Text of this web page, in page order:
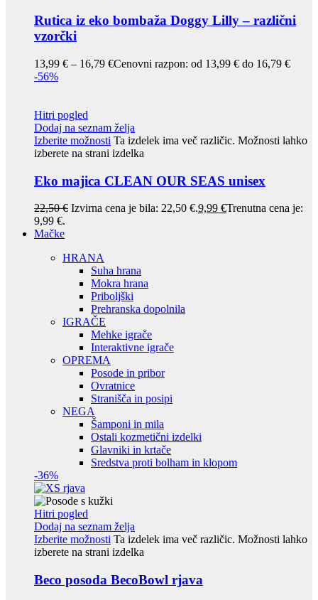
Rutica iz eko bombaža Doggy Lilly – različni
vzorčki
13,99 € – 16,79 €Cenovni razpon: od 13,99 € do 16,79 €
-56%
Hitri pogled
Dodaj na seznam želja
Izberite možnosti Ta izdelek ima več različic. Možnosti lahko
izberete na strani izdelka
Eko majica CLEAN OUR SEAS unisex
22,50€ Izvirna cena je bila: 22,50 €.9,99 €Trenutna cena je:
9,99 €.
Mačke
HRANA
Suha hrana
Mokra hrana
Priboljški
Prehranska dopolnila
IGRAČE
Mehke igrače
Interaktivne igrače
OPREMA
Posode in pribor
Ovratnice
Stranišča in posipi
NEGA
Šamponi in mila
Ostali kozmetični izdelki
Glavniki in krtače
Sredstva proti bolham in klopom
-36%
Hitri pogled
Dodaj na seznam želja
Izberite možnosti Ta izdelek ima več različic. Možnosti lahko
izberete na strani izdelka
Beco posoda BecoBowl rjava